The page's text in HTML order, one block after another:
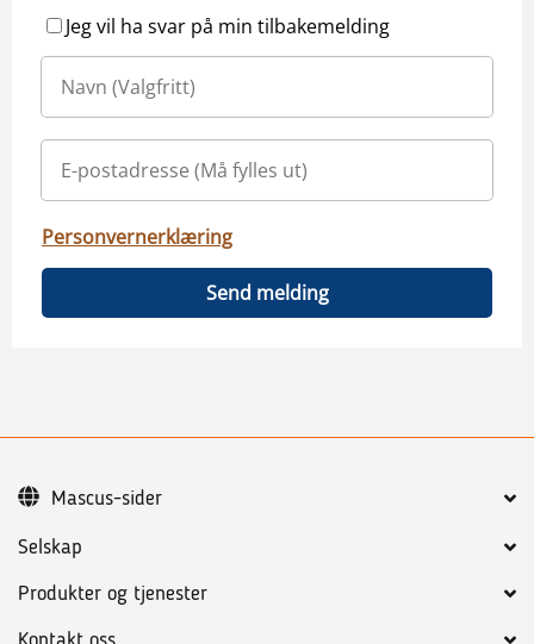
Jeg vil ha svar på min tilbakemelding
Personvernerklæring
Send melding
Selskap
Produkter og tjenester
Mascus-sider